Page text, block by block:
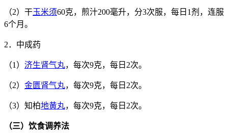
（2）干玉米须60克，煎汁200毫升，分3次服，每日1剂，连服
6个月。
2．中成药
（1） 济生肾气丸，每次9克，每日2次。
（2） 金匮肾气丸，每次9克，每日2次。
（3）知柏地黄丸，每次9克，每日2次。
（三）饮食调养法